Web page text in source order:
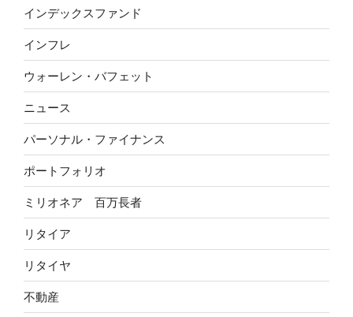
インデックスファンド
インフレ
ウォーレン・バフェット
ニュース
パーソナル・ファイナンス
ポートフォリオ
ミリオネア 百万長者
リタイア
リタイヤ
不動産